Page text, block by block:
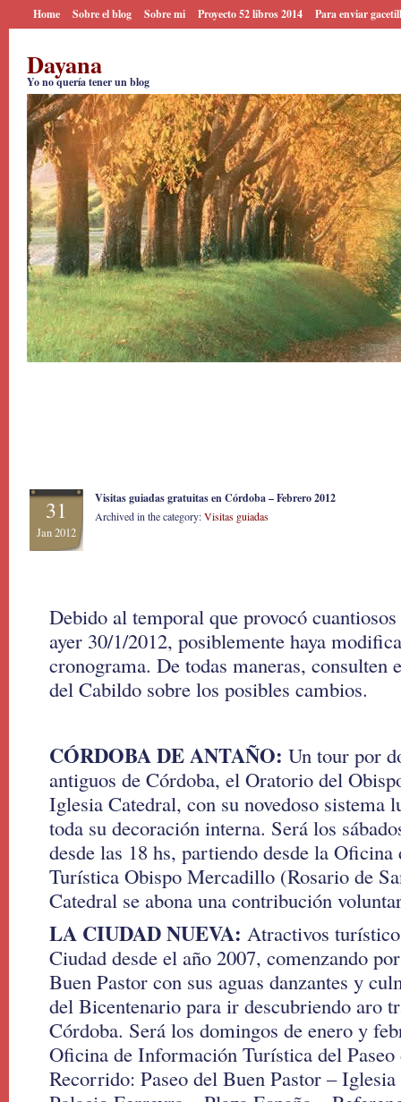
Home Sobre el blog Sobre mi Proyecto 52 libros 2014 Para enviar
Dayana
Yo no quería tener un blog
31
Jan 2012
Visitas guiadas gratuitas en Córdoba – Febrero 2012
Archived in the category:Visitas guiadas
Debido al temporal que provocó
ayer 30/1/2012, posiblemente haya
cronograma. De todas maneras, consulten
del Cabildo sobre los posibles cambios.
CÓRDOBA DE ANTAÑO: Un tour por
antiguos de Córdoba, el Oratorio del
Iglesia Catedral, con su novedoso sistema
toda su decoración interna. Será los
desde las 18 hs, partiendo desde la
Turística Obispo Mercadillo (Rosario de
Catedral se abona una contribución
LA CIUDAD NUEVA: Atractivos
Ciudad desde el año 2007, comenzando
Buen Pastor con sus aguas danzantes y
del Bicentenario para ir descubriendo aro
Córdoba. Será los domingos de enero y
Oficina de Información Turística del Paseo
Recorrido: Paseo del Buen Pastor –